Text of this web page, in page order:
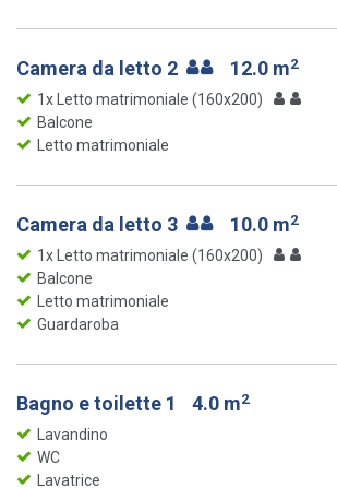
Camera da letto 2 12.0 m2
1x Letto matrimoniale (160x200)
Balcone
Letto matrimoniale
Camera da letto 3 10.0 m2
1x Letto matrimoniale (160x200)
Balcone
Letto matrimoniale
Guardaroba
Bagno e toilette 1 4.0 m2
Lavandino
WC
Lavatrice